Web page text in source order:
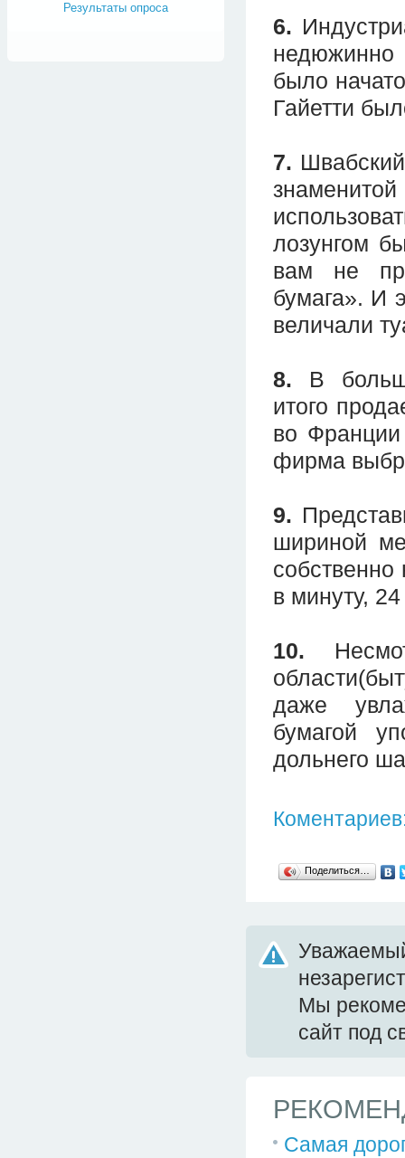
6.
недюжинно
было
Гайетти
7.
лозунгом
вам не
бумага». И
величали
8. В
итого
во Франции
фирма
9.
шириной
в минуту,
10.
даже
бумагой
дольнего
Поделиться…
Мы
сайт под
Самая
Результаты опроса